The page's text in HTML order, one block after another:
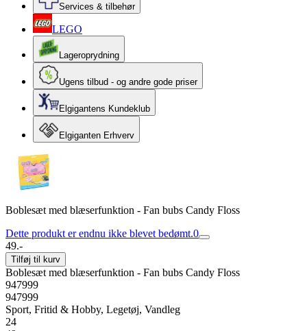
Services & tilbehør
LEGO
Lageroprydning
Ugens tilbud - og andre gode priser
Elgigantens Kundeklub
Elgiganten Erhverv
Boblesæt med blæserfunktion - Fan bubs Candy Floss
Dette produkt er endnu ikke blevet bedømt.0
49.-
Tilføj til kurv
Boblesæt med blæserfunktion - Fan bubs Candy Floss
947999
947999
Sport, Fritid & Hobby, Legetøj, Vandleg
24